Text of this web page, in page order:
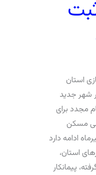
استان
شهر جدید
مجدد برای
مسکن
شده و تا ۳۱ تیرماه ادامه دارد
استان،
پیمانکار